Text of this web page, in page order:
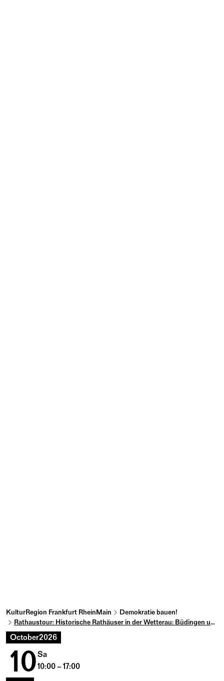
KulturRegion Frankfurt RheinMain
Demokratie bauen!
Rathaustour: Historische Rathäuser in der Wetterau: Büdingen und Ortenberg
October2026
10Sa
10:00 – 17:00